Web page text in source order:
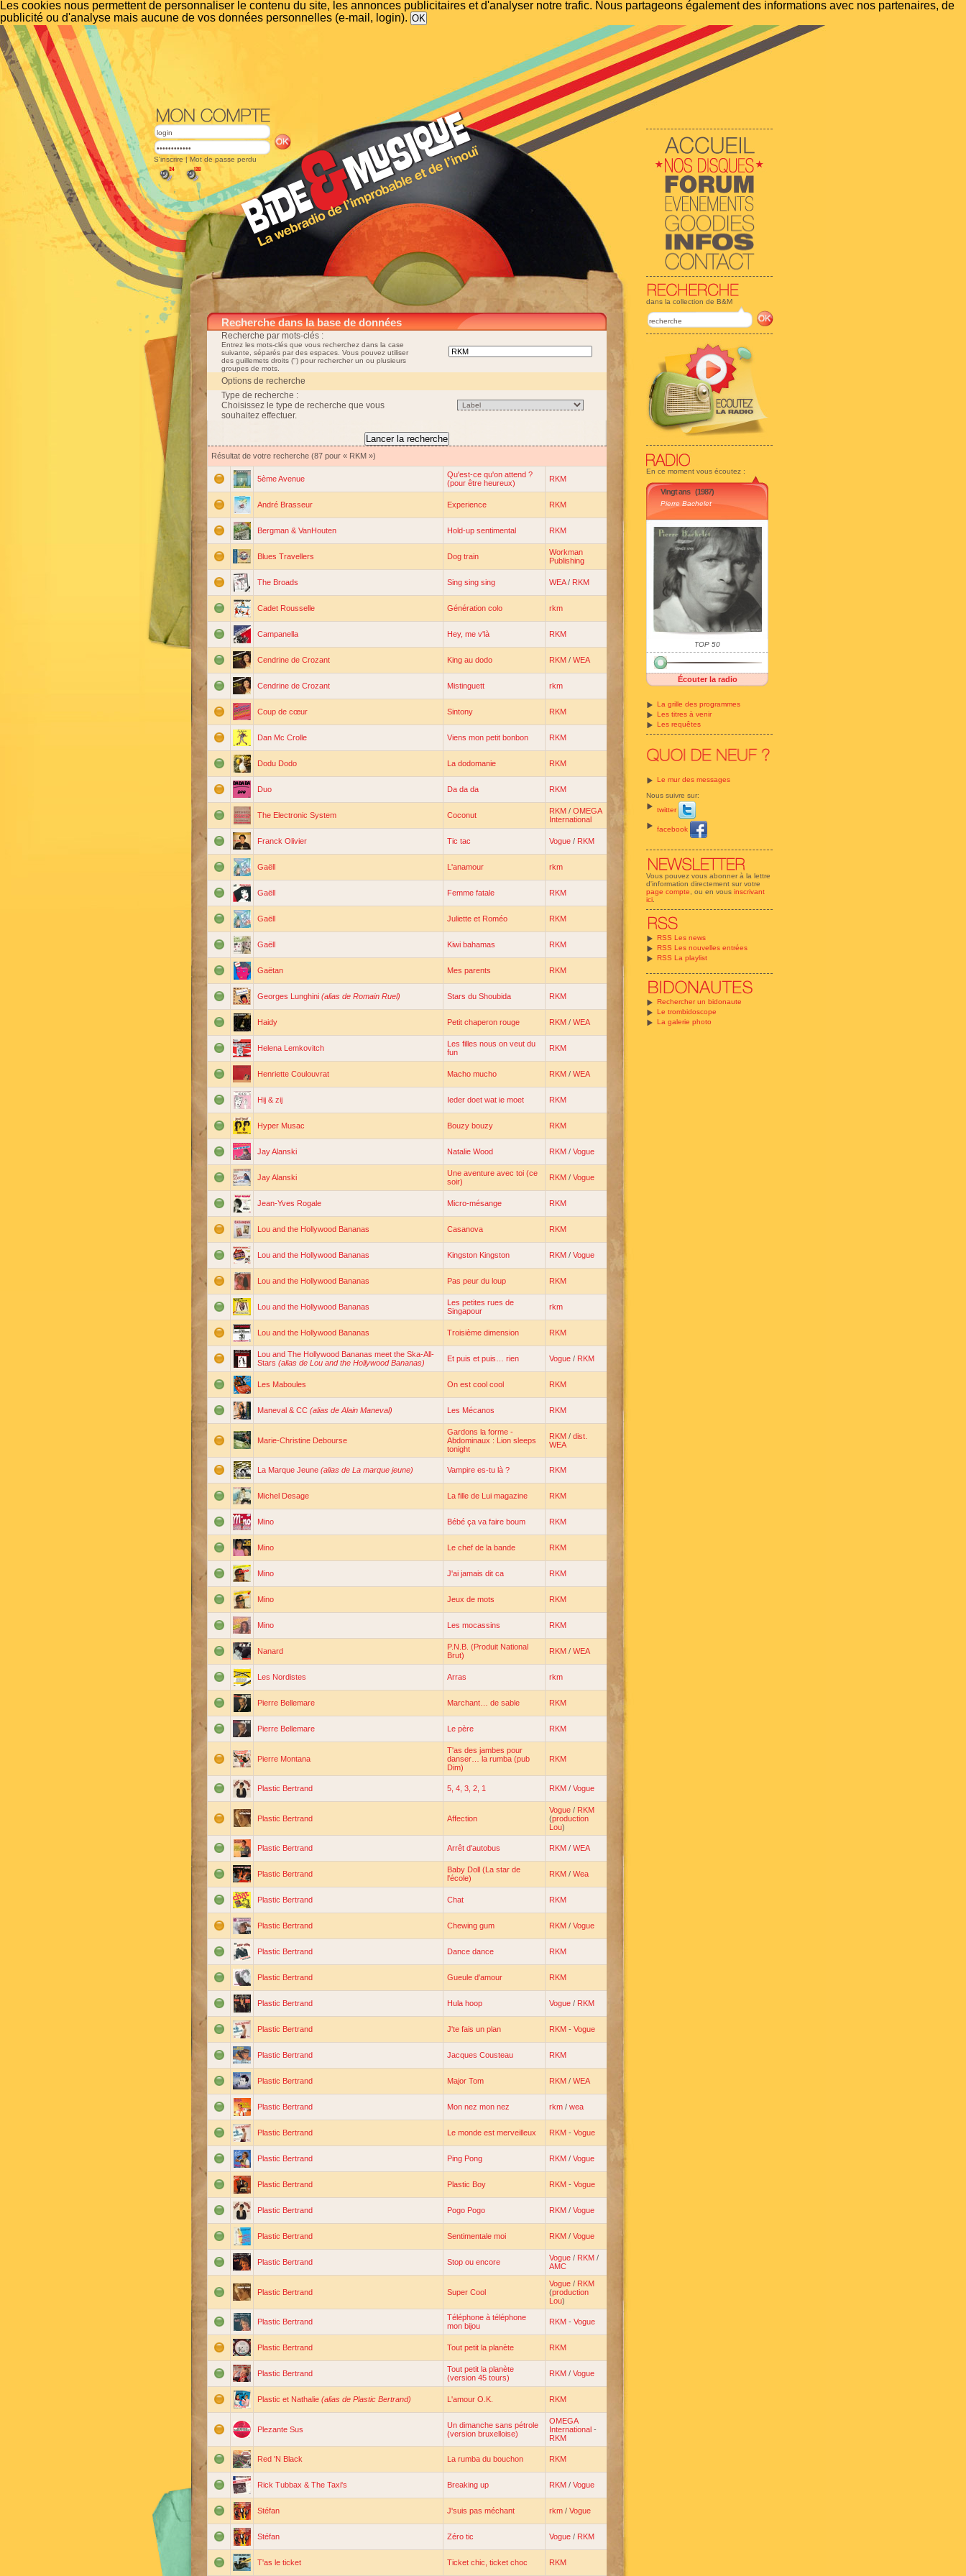
Les cookies nous permettent de personnaliser le contenu du site, les annonces publicitaires et d'analyser notre trafic. Nous partageons également des informations avec nos partenaires, de
publicité ou d'analyse mais aucune de vos données personnelles (e-mail, login).
dans la collection de B&M
En ce moment vous écoutez :
Vingt ans (1987)
Pierre Bachelet
TOP 50
Écouter la radio
La grille des programmes
Les titres à venir
Les requêtes
Le mur des messages
Nous suivre sur:
twitter
facebook
Vous pouvez vous abonner à la lettre
d'information directement sur votre
page compte , ou en vous inscrivant
ici
RSS Les news
RSS Les nouvelles entrées
RSS La playlist
Rechercher un bidonaute
Le trombidoscope
La galerie photo
S'inscrire | Mot de passe perdu
Recherche dans la base de données
Recherche par mots-clés :
Entrez les mots-clés que vous recherchez dans la case
suivante, séparés par des espaces. Vous pouvez utiliser
des guillemets droits (") pour rechercher un ou plusieurs
groupes de mots.
Options de recherche
Type de recherche :
Choisissez le type de recherche que vous
souhaitez effectuer.
Résultat de votre recherche (87 pour « RKM »)
5ème Avenue
Qu'est-ce qu'on attend ?
(pour être heureux)
RKM
André Brasseur Experience RKM
Bergman & VanHouten Hold-up sentimental RKM
Blues Travellers Dog train
Workman
Publishing
The Broads Sing sing sing WEA/ RKM
Cadet Rousselle Génération colo rkm
Campanella Hey, me v'là RKM
Cendrine de Crozant King au dodo RKM / WEA
Cendrine de Crozant Mistinguett rkm
Coup de cœur Sintony RKM
Dan Mc Crolle Viens mon petit bonbon RKM
Dodu Dodo La dodomanie RKM
Duo Da da da RKM
The Electronic System Coconut RKM / OMEGA
International
Franck Olivier Tic tac Vogue / RKM
Gaëll L'anamour rkm
Gaëll Femme fatale RKM
Gaëll Juliette et Roméo RKM
Gaëll Kiwi bahamas RKM
Gaëtan Mes parents RKM
Georges Lunghini (alias de Romain Ruel) Stars du Shoubida RKM
Haidy Petit chaperon rouge RKM / WEA
Helena Lemkovitch
Les filles nous on veut du
fun
RKM
Henriette Coulouvrat Macho mucho RKM / WEA
Hij & zij Ieder doet wat ie moet RKM
Hyper Musac Bouzy bouzy RKM
Jay Alanski Natalie Wood RKM / Vogue
Jay Alanski
Une aventure avec toi (ce
soir)
RKM / Vogue
Jean-Yves Rogale Micro-mésange RKM
Lou and the Hollywood Bananas Casanova RKM
Lou and the Hollywood Bananas Kingston Kingston RKM / Vogue
Lou and the Hollywood Bananas Pas peur du loup RKM
Lou and the Hollywood Bananas
Les petites rues de
Singapour
rkm
Lou and the Hollywood Bananas Troisième dimension RKM
Lou and The Hollywood Bananas meet the Ska-All-
Stars (alias de Lou and the Hollywood Bananas) Et puis et puis… rien Vogue / RKM
Les Maboules On est cool cool RKM
Maneval & CC (alias de Alain Maneval) Les Mécanos RKM
Marie-Christine Debourse
Gardons la forme -
Abdominaux : Lion sleeps
tonight
RKM / dist.
WEA
La Marque Jeune (alias de La marque jeune) Vampire es-tu là ? RKM
Michel Desage La fille de Lui magazine RKM
Mino Bébé ça va faire boum RKM
Mino Le chef de la bande RKM
Mino J'ai jamais dit ca RKM
Mino Jeux de mots RKM
Mino Les mocassins RKM
Nanard
P.N.B. (Produit National
Brut)
RKM / WEA
Les Nordistes Arras rkm
Pierre Bellemare Marchant… de sable RKM
Pierre Bellemare Le père RKM
Pierre Montana
T'as des jambes pour
danser… la rumba (pub
Dim)
RKM
Plastic Bertrand 5, 4, 3, 2, 1 RKM / Vogue
Plastic Bertrand Affection
Vogue / RKM
(production
Lou)
Plastic Bertrand Arrêt d'autobus RKM / WEA
Plastic Bertrand
Baby Doll (La star de
l'école)
RKM / Wea
Plastic Bertrand Chat RKM
Plastic Bertrand Chewing gum RKM ‎ / Vogue
Plastic Bertrand Dance dance RKM
Plastic Bertrand Gueule d'amour RKM
Plastic Bertrand Hula hoop Vogue / RKM
Plastic Bertrand J'te fais un plan RKM - Vogue
Plastic Bertrand Jacques Cousteau RKM
Plastic Bertrand Major Tom RKM / WEA
Plastic Bertrand Mon nez mon nez rkm / wea
Plastic Bertrand Le monde est merveilleux RKM - Vogue
Plastic Bertrand Ping Pong RKM / Vogue
Plastic Bertrand Plastic Boy RKM - Vogue
Plastic Bertrand Pogo Pogo RKM / Vogue
Plastic Bertrand Sentimentale moi RKM / Vogue
Plastic Bertrand Stop ou encore Vogue / RKM /
AMC
Plastic Bertrand Super Cool
Vogue / RKM
(production
Lou)
Plastic Bertrand
Téléphone à téléphone
mon bijou
RKM - Vogue
Plastic Bertrand Tout petit la planète RKM
Plastic Bertrand
Tout petit la planète
(version 45 tours)
RKM / Vogue
Plastic et Nathalie (alias de Plastic Bertrand) L'amour O.K. RKM
Plezante Sus
Un dimanche sans pétrole
(version bruxelloise)
OMEGA
International -
RKM
Red 'N Black La rumba du bouchon RKM
Rick Tubbax & The Taxi's Breaking up RKM / Vogue
Stéfan J'suis pas méchant rkm / Vogue
Stéfan Zéro tic Vogue / RKM
T'as le ticket Ticket chic, ticket choc RKM